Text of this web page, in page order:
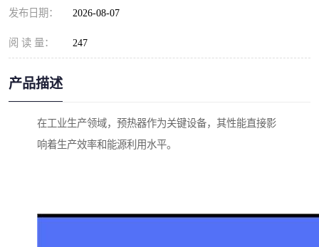
发布日期： 2026-08-07
阅 读 量： 247
产品描述
在工业生产领域，预热器作为关键设备，其性能直接影
响着生产效率和能源利用水平。